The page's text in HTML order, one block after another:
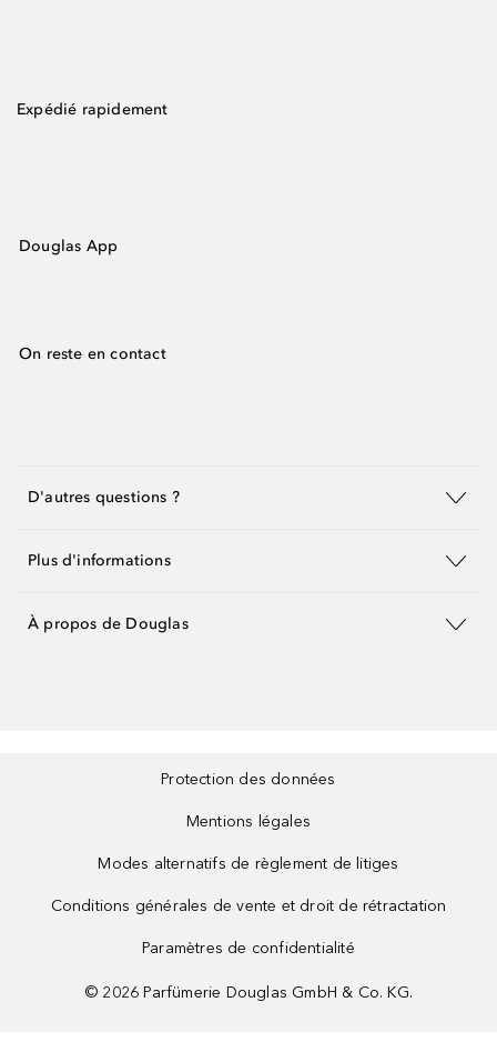
Expédié rapidement
Douglas App
On reste en contact
D'autres questions ?
Plus d'informations
À propos de Douglas
Protection des données
Mentions légales
Modes alternatifs de règlement de litiges
Conditions générales de vente et droit de rétractation
Paramètres de confidentialité
© 2026 Parfümerie Douglas GmbH & Co. KG.